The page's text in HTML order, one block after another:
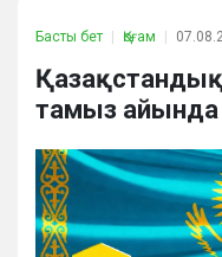
Басты бет Қоғам
тамыз